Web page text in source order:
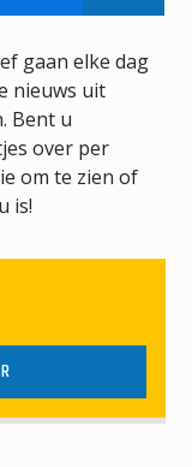
gaan elke dag
nieuws uit
Bent u
over per
om te zien of
is!